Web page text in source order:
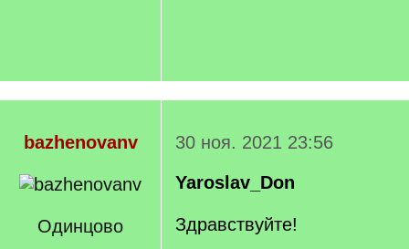
bazhenovanv
Одинцово
30 ноя. 2021 23:56
Yaroslav_Don
Здравствуйте!